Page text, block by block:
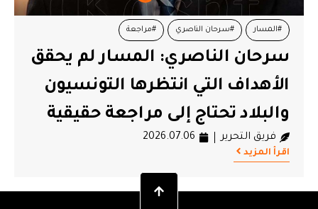
#المسار #سرحان الناصري #مراجعة
سرحان الناصري: المسار لم يحقق
الأهداف التي انتظرها التونسيون
والبلاد تحتاج إلى مراجعة حقيقية
فريق التحرير 2026.07.06
اقرأ المزيد